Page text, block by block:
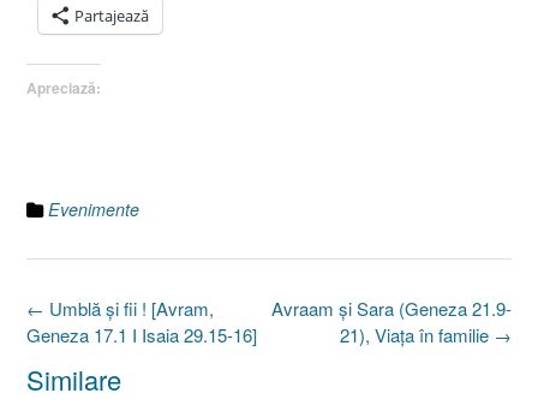
Partajează
Apreciază:
Evenimente
Post
navigation
Avraam şi Sara (Geneza 21.9-
21), Viaţa în familie →
← Umblă şi fii ! [Avram,
Geneza 17.1 I Isaia 29.15-16]
Similare